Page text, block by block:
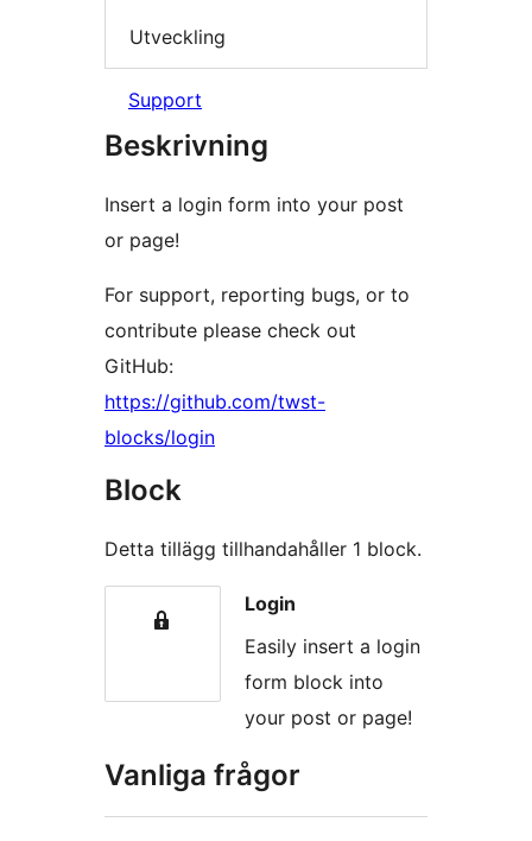
Utveckling
Support
Beskrivning
Insert a login form into your post
or page!
For support, reporting bugs, or to
contribute please check out
GitHub:
https://github.com/twst-
blocks/login
Block
Detta tillägg tillhandahåller 1 block.
Login
Easily insert a login
form block into
your post or page!
Vanliga frågor